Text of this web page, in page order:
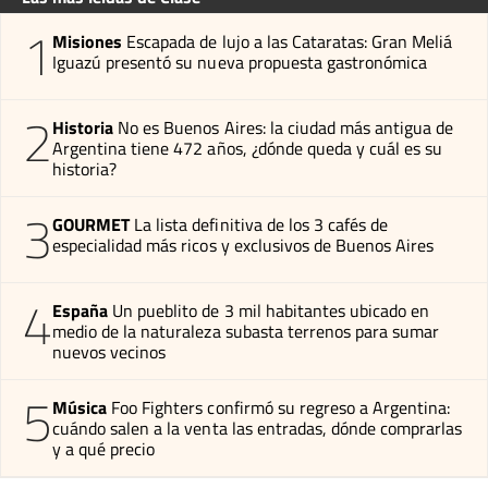
1 Misiones Escapada de lujo a las Cataratas: Gran Meliá
Iguazú presentó su nueva propuesta gastronómica
2Historia No es Buenos Aires: la ciudad más antigua de
Argentina tiene 472 años, ¿dónde queda y cuál es su
historia?
3GOURMET La lista definitiva de los 3 cafés de
especialidad más ricos y exclusivos de Buenos Aires
4España Un pueblito de 3 mil habitantes ubicado en
medio de la naturaleza subasta terrenos para sumar
nuevos vecinos
5Música Foo Fighters confirmó su regreso a Argentina:
cuándo salen a la venta las entradas, dónde comprarlas
y a qué precio